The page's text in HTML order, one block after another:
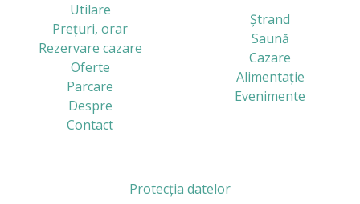
Utilare
Prețuri, orar
Rezervare cazare
Oferte
Parcare
Despre
Contact
Ștrand
Saună
Cazare
Alimentație
Evenimente
Protecția datelor